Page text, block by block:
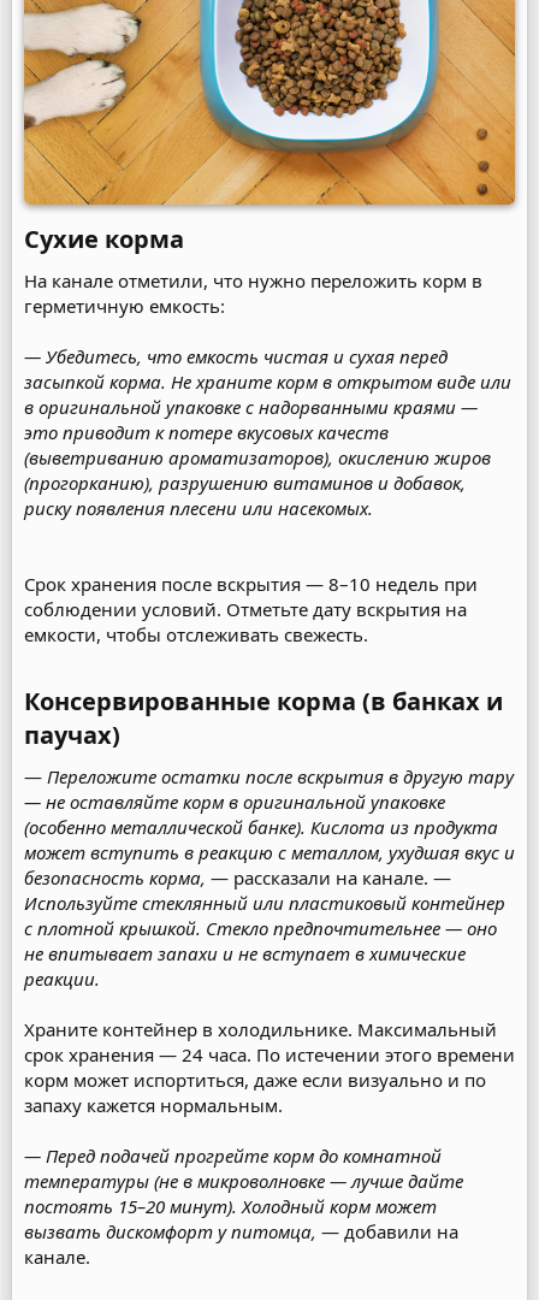
Сухие корма​
На канале отметили, что нужно переложить корм в
герметичную емкость:
— Убедитесь, что емкость чистая и сухая перед
засыпкой корма. Не храните корм в открытом виде или
в оригинальной упаковке с надорванными краями —
это приводит к потере вкусовых качеств
(выветриванию ароматизаторов), окислению жиров
(прогорканию), разрушению витаминов и добавок,
риску появления плесени или насекомых.
Срок хранения после вскрытия — 8–10 недель при
соблюдении условий. Отметьте дату вскрытия на
емкости, чтобы отслеживать свежесть.
Консервированные корма (в банках и
паучах)​
— Переложите остатки после вскрытия в другую тару
— не оставляйте корм в оригинальной упаковке
(особенно металлической банке). Кислота из продукта
может вступить в реакцию с металлом, ухудшая вкус и
безопасность корма, — рассказали на канале. —
Используйте стеклянный или пластиковый контейнер
с плотной крышкой. Стекло предпочтительнее — оно
не впитывает запахи и не вступает в химические
реакции.
Храните контейнер в холодильнике. Максимальный
срок хранения — 24 часа. По истечении этого времени
корм может испортиться, даже если визуально и по
запаху кажется нормальным.
— Перед подачей прогрейте корм до комнатной
температуры (не в микроволновке — лучше дайте
постоять 15–20 минут). Холодный корм может
вызвать дискомфорт у питомца, — добавили на
канале.